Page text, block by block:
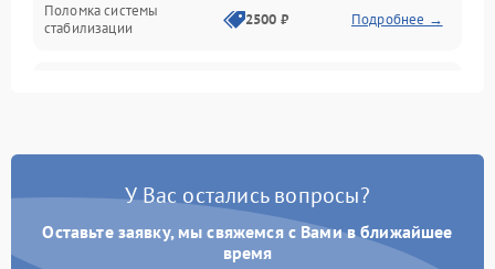
Поломка системы
стабилизации
2500 ₽ Подробнее →
Неисправность системы
Поломка системы GPS 2000 ₽ Подробнее →
У Вас остались вопросы?
Оставьте заявку, мы свяжемся с Вами в ближайшее
время